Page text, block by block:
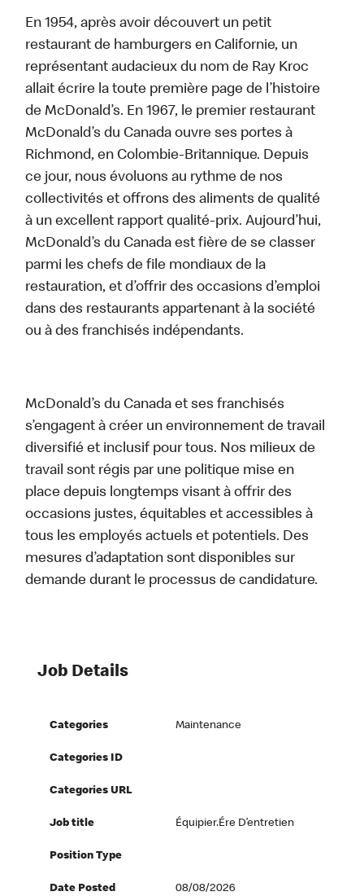
En 1954, après avoir découvert un petit
restaurant de hamburgers en Californie, un
représentant audacieux du nom de Ray Kroc
allait écrire la toute première page de l’histoire
de McDonald’s. En 1967, le premier restaurant
McDonald’s du Canada ouvre ses portes à
Richmond, en Colombie-Britannique. Depuis
ce jour, nous évoluons au rythme de nos
collectivités et offrons des aliments de qualité
à un excellent rapport qualité-prix. Aujourd’hui,
McDonald’s du Canada est fière de se classer
parmi les chefs de file mondiaux de la
restauration, et d’offrir des occasions d’emploi
dans des restaurants appartenant à la société
ou à des franchisés indépendants.
McDonald’s du Canada et ses franchisés
s’engagent à créer un environnement de travail
diversifié et inclusif pour tous. Nos milieux de
travail sont régis par une politique mise en
place depuis longtemps visant à offrir des
occasions justes, équitables et accessibles à
tous les employés actuels et potentiels. Des
mesures d’adaptation sont disponibles sur
demande durant le processus de candidature.
Job Details
Categories Maintenance
Categories ID
Categories URL
Job title Équipier.ére D’entretien
Position Type
Date Posted 08/08/2026